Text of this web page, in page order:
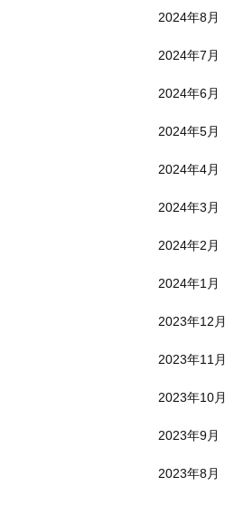
2024年8月
2024年7月
2024年6月
2024年5月
2024年4月
2024年3月
2024年2月
2024年1月
2023年12月
2023年11月
2023年10月
2023年9月
2023年8月